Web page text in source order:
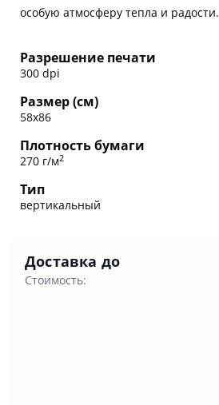
особую атмосферу тепла и радости.
Разрешение печати
300 dpi
Размер (см)
58х86
Плотность бумаги
270 г/м2
Тип
вертикальный
Доставка до
Стоимость: